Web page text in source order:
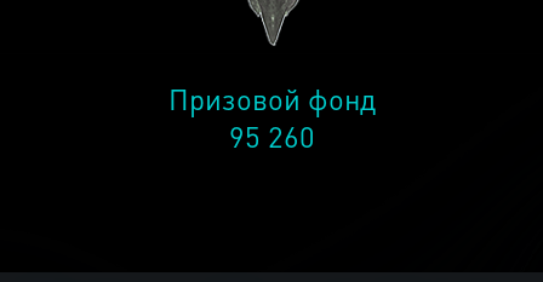
Призовой фонд
95 260